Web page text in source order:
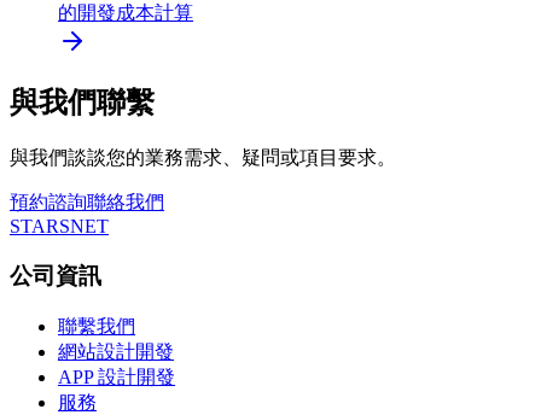
的開發成本計算
與我們聯繫
與我們談談您的業務需求、疑問或項目要求。
預約諮詢聯絡我們
STARSNET
公司資訊
聯繫我們
網站設計開發
APP 設計開發
服務